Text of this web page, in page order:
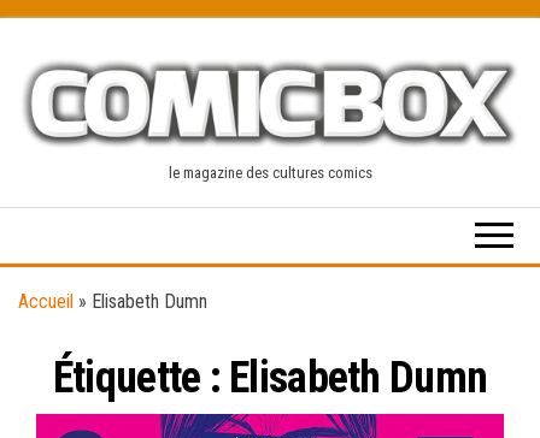
content
le magazine des cultures comics
Accueil » Elisabeth Dumn
Étiquette : Elisabeth Dumn